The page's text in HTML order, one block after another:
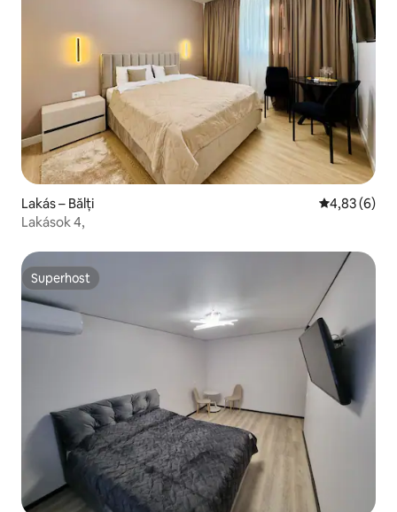
Lakás – Bălți Átlagos
4,83 (6)
Lakások 4,
Superhost
Superhost